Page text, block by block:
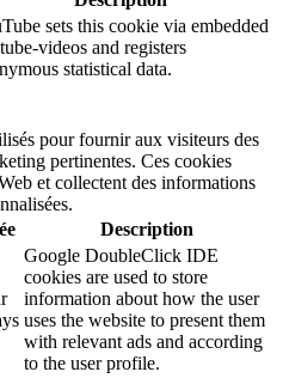
sets this cookie via embedded
videos and registers
statistical data.
pour fournir aux visiteurs des
pertinentes. Ces cookies
et collectent des informations
Description
Google DoubleClick IDE
cookies are used to store
information about how the user
uses the website to present them
with relevant ads and according
to the user profile.